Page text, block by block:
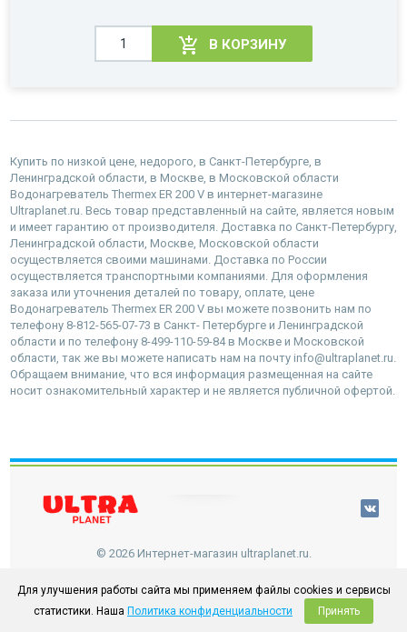
В КОРЗИНУ
Купить по низкой цене, недорого, в Санкт-Петербурге, в
Ленинградской области, в Москве, в Московской области
Водонагреватель Thermex ER 200 V в интернет-магазине
Ultraplanet.ru. Весь товар представленный на сайте, является новым
и имеет гарантию от производителя. Доставка по Санкт-Петербургу,
Ленинградской области, Москве, Московской области
осуществляется своими машинами. Доставка по России
осуществляется транспортными компаниями. Для оформления
заказа или уточнения деталей по товару, оплате, цене
Водонагреватель Thermex ER 200 V вы можете позвонить нам по
телефону 8-812-565-07-73 в Санкт- Петербурге и Ленинградской
области и по телефону 8-499-110-59-84 в Москве и Московской
области, так же вы можете написать нам на почту info@ultraplanet.ru.
Обращаем внимание, что вся информация размещенная на сайте
носит ознакомительный характер и не является публичной офертой.
© 2026 Интернет-магазин ultraplanet.ru.
наверх
Для улучшения работы сайта мы применяем файлы cookies и сервисы
статистики. Наша Политика конфиденциальности Принять